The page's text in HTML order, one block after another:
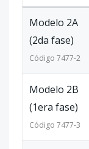
Modelo 2A
(2da fase)
Código 7477-2
Modelo 2B
(1era fase)
Código 7477-3